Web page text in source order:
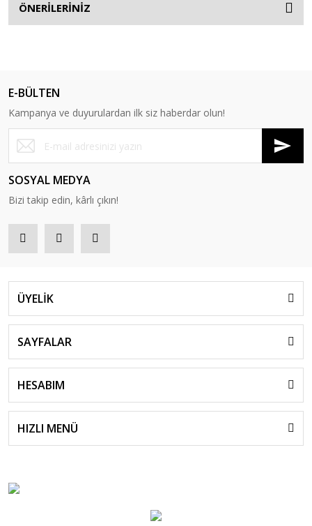
ÖNERİLERİNİZ
E-BÜLTEN
Kampanya ve duyurulardan ilk siz haberdar olun!
SOSYAL MEDYA
Bizi takip edin, kârlı çıkın!
ÜYELİK
SAYFALAR
HESABIM
HIZLI MENÜ